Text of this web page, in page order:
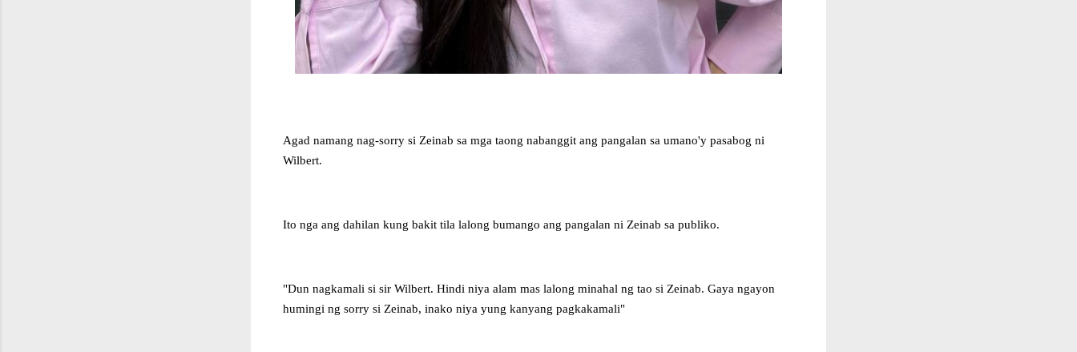
Agad namang nag-sorry si Zeinab sa mga taong nabanggit ang pangalan sa umano'y pasabog ni
Wilbert.
Ito nga ang dahilan kung bakit tila lalong bumango ang pangalan ni Zeinab sa publiko.
"Dun nagkamali si sir Wilbert. Hindi niya alam mas lalong minahal ng tao si Zeinab. Gaya ngayon
humingi ng sorry si Zeinab, inako niya yung kanyang pagkakamali"